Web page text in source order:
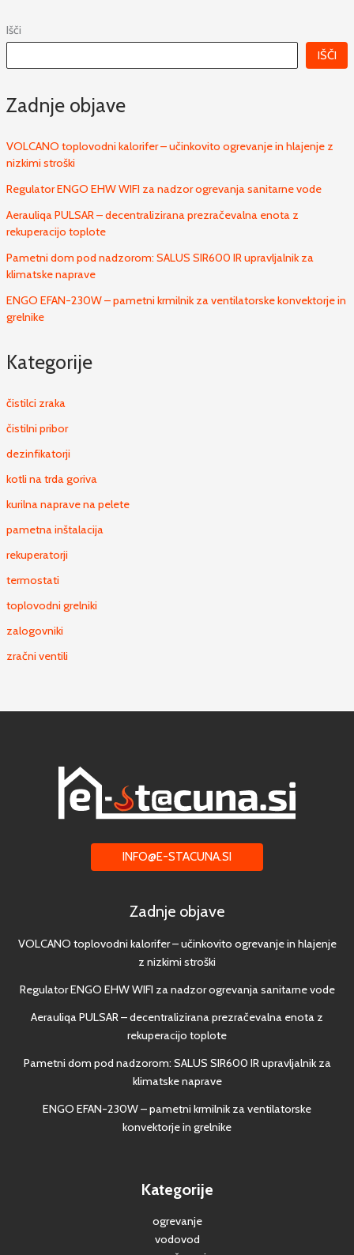
Išči
IŠČI
Zadnje objave
VOLCANO toplovodni kalorifer – učinkovito ogrevanje in hlajenje z
nizkimi stroški
Regulator ENGO EHW WIFI za nadzor ogrevanja sanitarne vode
Aerauliqa PULSAR – decentralizirana prezračevalna enota z
rekuperacijo toplote
Pametni dom pod nadzorom: SALUS SIR600 IR upravljalnik za
klimatske naprave
ENGO EFAN-230W – pametni krmilnik za ventilatorske konvektorje in
grelnike
Kategorije
čistilci zraka
čistilni pribor
dezinfikatorji
kotli na trda goriva
kurilna naprave na pelete
pametna inštalacija
rekuperatorji
termostati
toplovodni grelniki
zalogovniki
zračni ventili
INFO@E-STACUNA.SI
Zadnje objave
VOLCANO toplovodni kalorifer – učinkovito ogrevanje in hlajenje
z nizkimi stroški
Regulator ENGO EHW WIFI za nadzor ogrevanja sanitarne vode
Aerauliqa PULSAR – decentralizirana prezračevalna enota z
rekuperacijo toplote
Pametni dom pod nadzorom: SALUS SIR600 IR upravljalnik za
klimatske naprave
ENGO EFAN-230W – pametni krmilnik za ventilatorske
konvektorje in grelnike
Kategorije
ogrevanje
vodovod